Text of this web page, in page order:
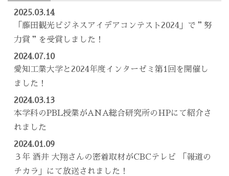
2025.03.14
「藤田観光ビジネスアイデアコンテスト2024」で＂努
力賞＂を受賞しました！
2024.07.10
愛知工業大学と2024年度インターゼミ第1回を開催し
ました！
2024.03.13
本学科のPBL授業がANA総合研究所のHPにて紹介さ
れました
2024.01.09
３年 酒井 大翔さんの密着取材がCBCテレビ 「報道の
チカラ」にて放送されました！